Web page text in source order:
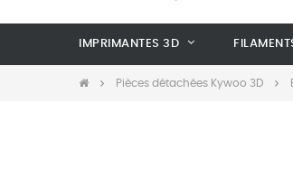
IMPRIMANTES 3D
Pièces détachées Kywoo 3D